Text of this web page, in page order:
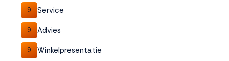
9 Service
9 Advies
9 Winkelpresentatie